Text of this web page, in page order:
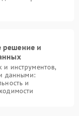
решение и
инструментов,
данными:
и